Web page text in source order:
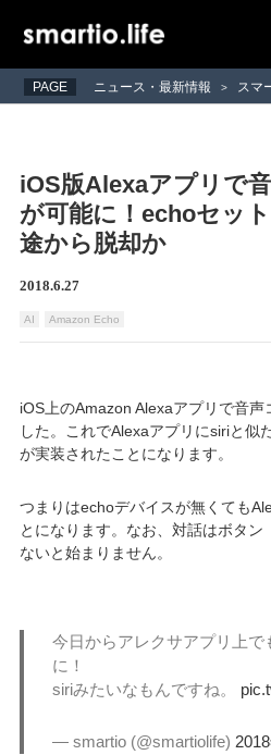
PAGE ニュース・最新情報 > スマ
iOS版Alexaアプリで
が可能に！echoセッ
途から脱却か
2018.6.27
AI Amazon Echo
iOS上のAmazon Alexaアプリで音声
した。これでAlexaアプリにsiriと似
が実装されたことになります。
つまりはechoデバイスが無くても
とになります。なお、対話はボタン
ないと始まりません。
今日からアレクサアプリ上で
に！
siriみたいなもんですね。
— smartio (@smartiolife)